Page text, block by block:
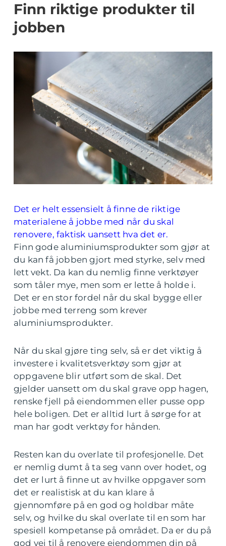
Finn riktige produkter til
jobben
Det er helt essensielt å finne de riktige
materialene å jobbe med når du skal
renovere, faktisk uansett hva det er.
Finn gode aluminiumsprodukter som gjør at
du kan få jobben gjort med styrke, selv med
lett vekt. Da kan du nemlig finne verktøyer
som tåler mye, men som er lette å holde i.
Det er en stor fordel når du skal bygge eller
jobbe med terreng som krever
aluminiumsprodukter.
Når du skal gjøre ting selv, så er det viktig å
investere i kvalitetsverktøy som gjør at
oppgavene blir utført som de skal. Det
gjelder uansett om du skal grave opp hagen,
renske fjell på eiendommen eller pusse opp
hele boligen. Det er alltid lurt å sørge for at
man har godt verktøy for hånden.
Resten kan du overlate til profesjonelle. Det
er nemlig dumt å ta seg vann over hodet, og
det er lurt å finne ut av hvilke oppgaver som
det er realistisk at du kan klare å
gjennomføre på en god og holdbar måte
selv, og hvilke du skal overlate til en som har
spesiell kompetanse på området. Da er du på
god vei til å renovere eiendommen din på